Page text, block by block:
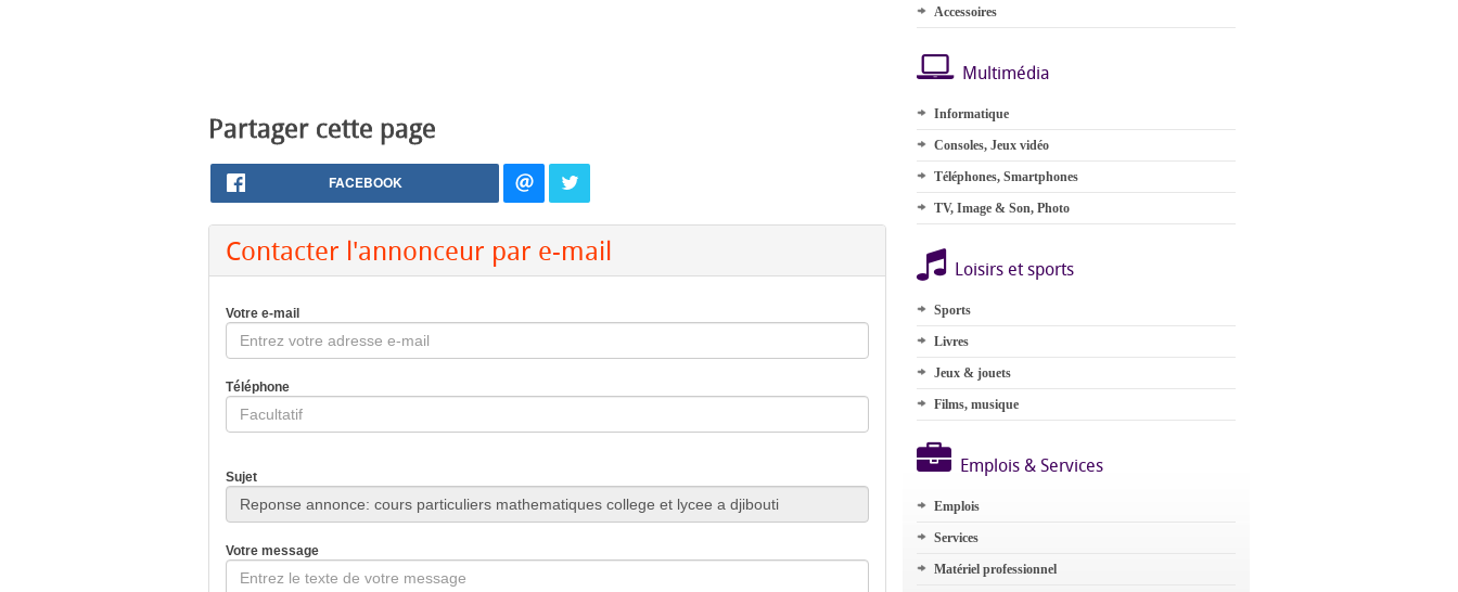
Partager cette page
FACEBOOK
Contacter l'annonceur par e-mail
Votre e-mail
Téléphone
Sujet
Votre message
Accessoires
Multimédia
Informatique
Consoles, Jeux vidéo
Téléphones, Smartphones
TV, Image & Son, Photo
Loisirs et sports
Sports
Livres
Jeux & jouets
Films, musique
Emplois & Services
Emplois
Services
Matériel professionnel